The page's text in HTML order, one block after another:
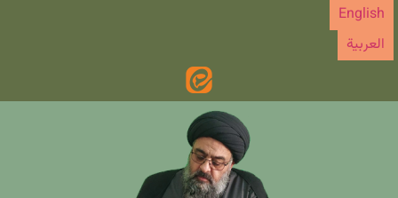
پرش
محتوا
English
العربیة